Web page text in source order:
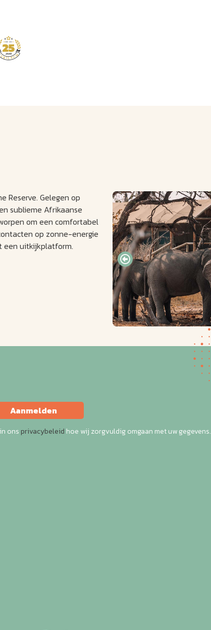
UBIL EUM
Reserve. Gelegen op
sublieme Afrikaanse
om een comfortabel
op zonne-energie
een uitkijkplatform.
Aanmelden
ons privacybeleid hoe wij zorgvuldig omgaan met uw gegevens.